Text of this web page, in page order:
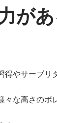
が
やサーブ
な高さの